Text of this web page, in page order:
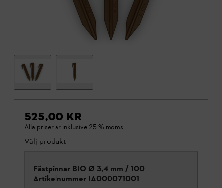
525,00 KR
Alla priser är inklusive 25 % moms.
Välj produkt
Fästpinnar BIO Ø 3,4 mm / 100
Artikelnummer IA000071001